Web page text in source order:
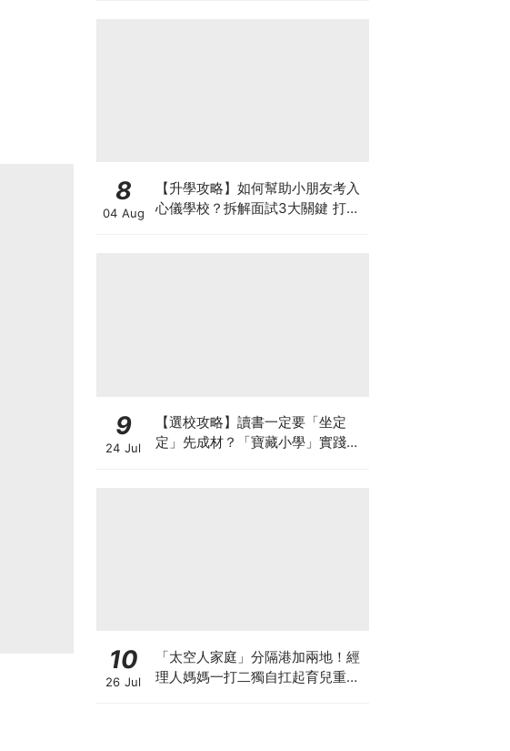
8
04 Aug
【升學攻略】如何幫助小朋友考入
心儀學校？拆解面試3大關鍵 打好
9
24 Jul
【選校攻略】讀書一定要「坐定
定」先成材？「寶藏小學」實踐動
10
26 Jul
「太空人家庭」分隔港加兩地！經
理人媽媽一打二獨自扛起育兒重